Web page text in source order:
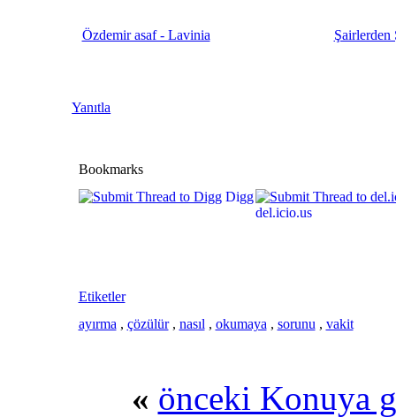
Özdemir asaf - Lavinia Şairlerden
Yanıtla
Bookmarks
Digg
del.icio.us
Etiketler
ayırma , çözülür , nasıl , okumaya , sorunu , vakit
« önceki Konuya